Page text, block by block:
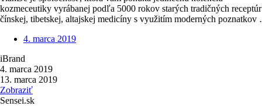
kozmeceutiky vyrábanej podľa 5000 rokov starých tradičných receptúr
čínskej, tibetskej, altajskej medicíny s využitím moderných
4. marca 2019
iBrand
4. marca 2019
13. marca 2019
Zobraziť
Sensei.sk